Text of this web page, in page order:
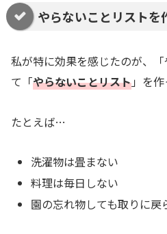
やらないことリストを
私が特に効果を感じたのが、
て「やらないことリスト」を作
たとえば…
洗濯物は畳まない
料理は毎日しない
園の忘れ物しても取りに戻